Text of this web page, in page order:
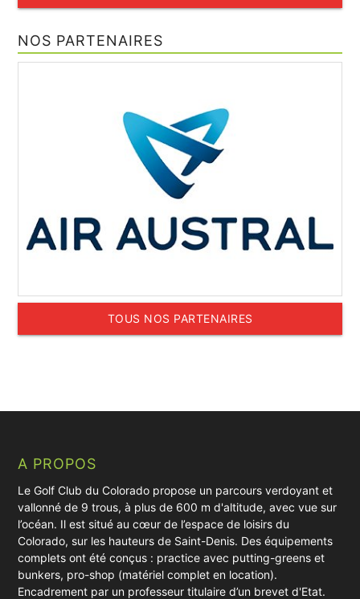
NOS PARTENAIRES
TOUS NOS PARTENAIRES
A PROPOS
Le Golf Club du Colorado propose un parcours verdoyant et
vallonné de 9 trous, à plus de 600 m d'altitude, avec vue sur
l’océan. Il est situé au cœur de l’espace de loisirs du
Colorado, sur les hauteurs de Saint-Denis. Des équipements
complets ont été conçus : practice avec putting-greens et
bunkers, pro-shop (matériel complet en location).
Encadrement par un professeur titulaire d’un brevet d'Etat.